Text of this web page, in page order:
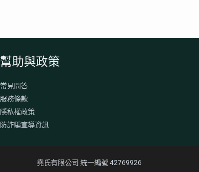
幫助與政策
常見問答
服務條款
隱私權政策
防詐騙宣導資訊
堯氏有限公司 統一編號 42769926